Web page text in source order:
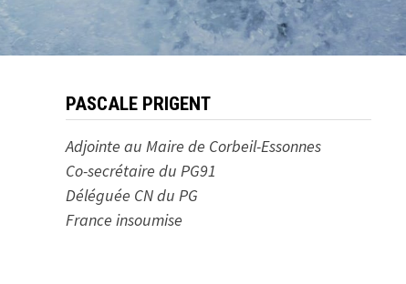
PASCALE PRIGENT
Adjointe au Maire de Corbeil-Essonnes
Co-secrétaire du PG91
Déléguée CN du PG
France insoumise